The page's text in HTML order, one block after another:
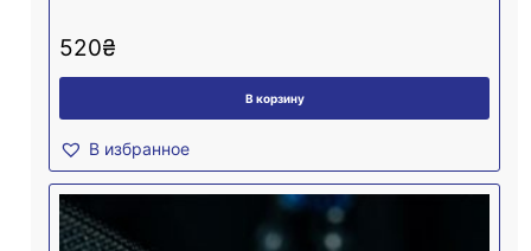
520₴
В корзину
В избранное